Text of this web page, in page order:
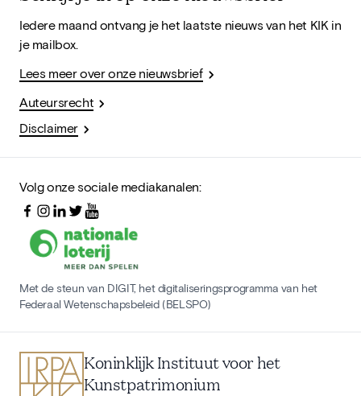
Iedere maand ontvang je het laatste nieuws van het KIK in
je mailbox.
Lees meer over onze nieuwsbrief
Auteursrecht
Disclaimer
Volg onze sociale mediakanalen:
Met de steun van DIGIT, het digitaliseringsprogramma van het
Federaal Wetenschapsbeleid (BELSPO)
Koninklijk Instituut voor het
Kunstpatrimonium